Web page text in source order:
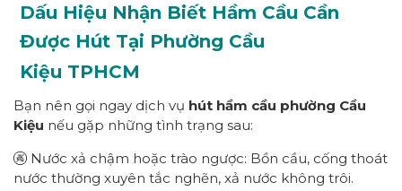
Dấu Hiệu Nhận Biết Hầm Cầu Cần
Được Hút Tại Phường Cầu
Kiệu TPHCM
Bạn nên gọi ngay dịch vụ hút hầm cầu phường Cầu
Kiệu nếu gặp những tình trạng sau:
🚱 Nước xả chậm hoặc trào ngược: Bồn cầu, cống thoát
nước thường xuyên tắc nghẽn, xả nước không trôi.